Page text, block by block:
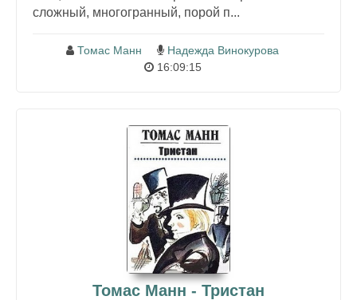
сложный, многогранный, порой п...
Томас Манн
Надежда Винокурова
16:09:15
Томас Манн - Тристан